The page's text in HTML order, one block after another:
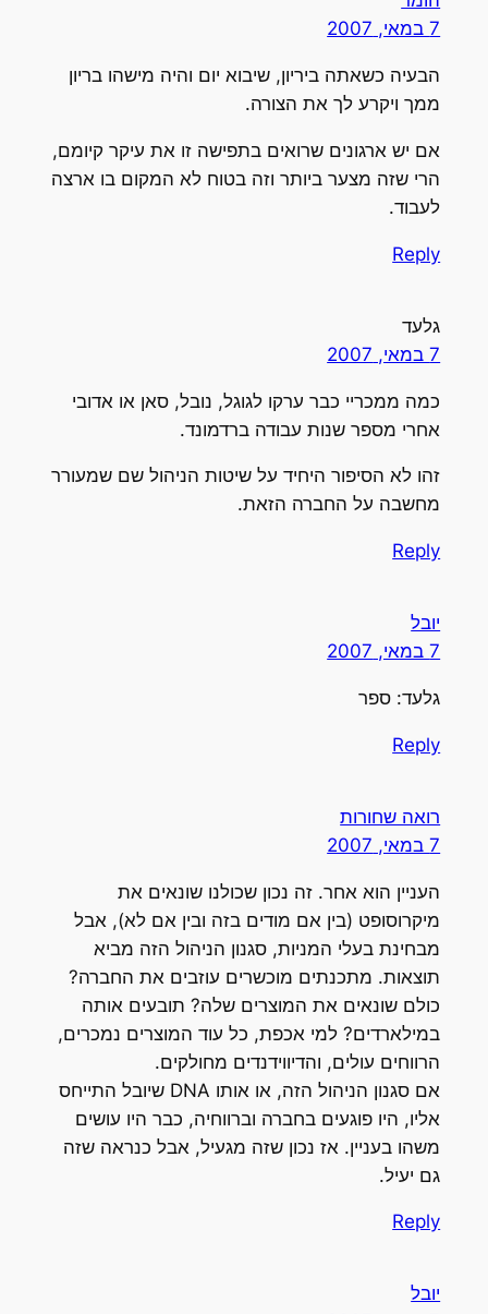
הבעיה כשאתה ביריון, שיבוא יום והיה מישהו בריון
ממך ויקרע לך את הצורה.
אם יש ארגונים שרואים בתפישה זו את עיקר קיומם,
הרי שזה מצער ביותר וזה בטוח לא המקום בו ארצה
לעבוד.
Reply
גלעד
כמה ממכריי כבר ערקו לגוגל, נובל, סאן או אדובי
אחרי מספר שנות עבודה ברדמונד.
זהו לא הסיפור היחיד על שיטות הניהול שם שמעורר
מחשבה על החברה הזאת.
Reply
יובל
גלעד: ספר
Reply
רואה שחורות
העניין הוא אחר. זה נכון שכולנו שונאים את
מיקרוסופט (בין אם מודים בזה ובין אם לא), אבל
מבחינת בעלי המניות, סגנון הניהול הזה מביא
תוצאות. מתכנתים מוכשרים עוזבים את החברה?
כולם שונאים את המוצרים שלה? תובעים אותה
במילארדים? למי אכפת, כל עוד המוצרים נמכרים,
הרווחים עולים, והדיווידנדים מחולקים.
אם סגנון הניהול הזה, או אותו DNA שיובל התייחס
אליו, היו פוגעים בחברה וברווחיה, כבר היו עושים
משהו בעניין. אז נכון שזה מגעיל, אבל כנראה שזה
גם יעיל.
Reply
יובל